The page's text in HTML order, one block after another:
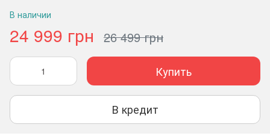
В наличии
24 999 грн 26 499 грн
Купить
В кредит